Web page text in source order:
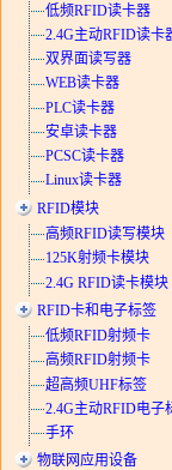
低频RFID读卡器
2.4G主动RFID读卡
双界面读写器
WEB读卡器
PLC读卡器
安卓读卡器
PCSC读卡器
Linux读卡器
RFID模块
高频RFID读写模块
125K射频卡模块
2.4G RFID读卡模块
RFID卡和电子标签
低频RFID射频卡
高频RFID射频卡
超高频UHF标签
2.4G主动RFID电子
手环
物联网应用设备